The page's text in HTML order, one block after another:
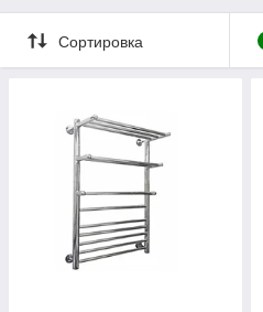
Сортировка